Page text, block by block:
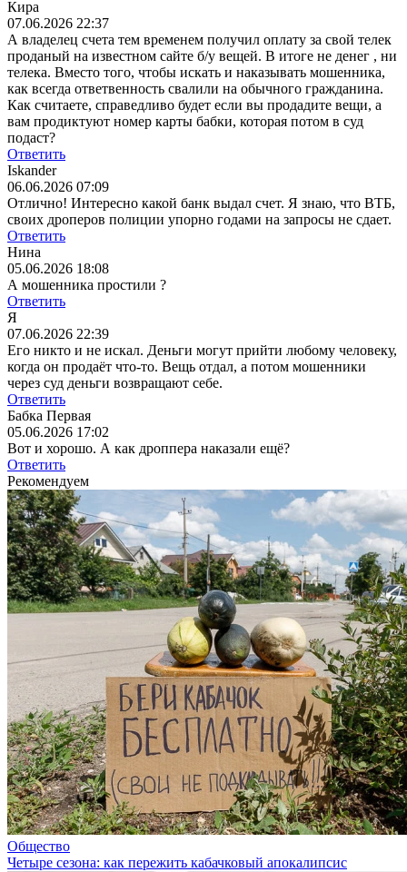
Кира
07.06.2026 22:37
А владелец счета тем временем получил оплату за свой телек
проданый на известном сайте б/у вещей. В итоге не денег , ни
телека. Вместо того, чтобы искать и наказывать мошенника,
как всегда ответвенность свалили на обычного гражданина.
Как считаете, справедливо будет если вы продадите вещи, а
вам продиктуют номер карты бабки, которая потом в суд
подаст?
Ответить
Iskander
06.06.2026 07:09
Отлично! Интересно какой банк выдал счет. Я знаю, что ВТБ,
своих дроперов полиции упорно годами на запросы не сдает.
Ответить
Нина
05.06.2026 18:08
А мошенника простили ?
Ответить
Я
07.06.2026 22:39
Его никто и не искал. Деньги могут прийти любому человеку,
когда он продаёт что-то. Вещь отдал, а потом мошенники
через суд деньги возвращают себе.
Ответить
Бабка Первая
05.06.2026 17:02
Вот и хорошо. А как дроппера наказали ещё?
Ответить
Рекомендуем
Общество
Четыре сезона: как пережить кабачковый апокалипсис